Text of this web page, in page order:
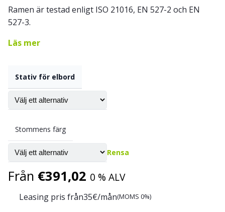
Ramen är testad enligt ISO 21016, EN 527-2 och EN
527-3.
Läs mer
Stativ för elbord
Stommens färg
Rensa
Från €391,02 0 % ALV
Leasing pris från35€/mån(MOMS 0%)